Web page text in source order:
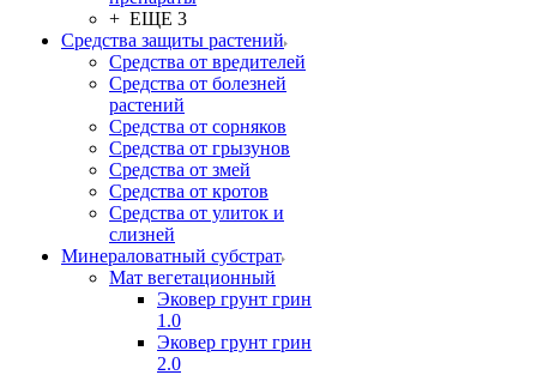
+ ЕЩЕ 3
Средства защиты растений
Средства от вредителей
Средства от болезней
растений
Средства от сорняков
Средства от грызунов
Средства от змей
Средства от кротов
Средства от улиток и
слизней
Минераловатный субстрат
Мат вегетационный
Эковер грунт грин
1.0
Эковер грунт грин
2.0